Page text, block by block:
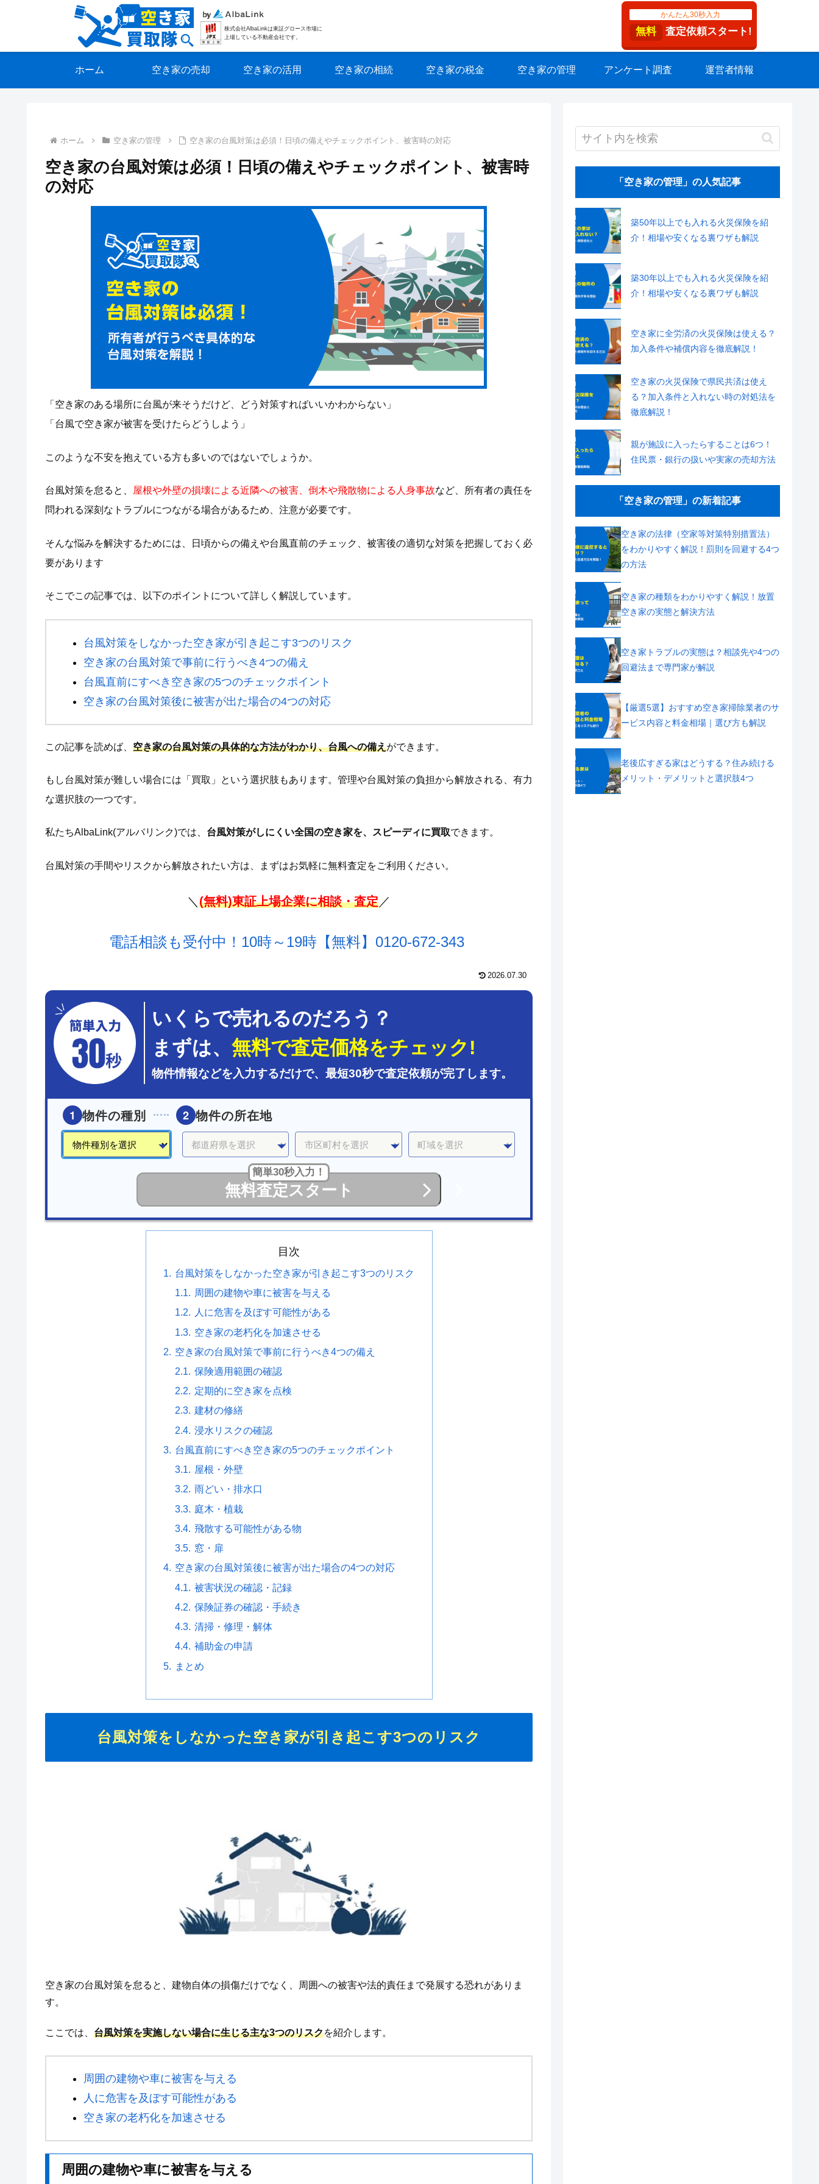
株式会社AlbaLinkは東証グロース市場に
上場している不動産会社です。
かんたん30秒入力
無料 査定依頼スタート!
ホーム 空き家の売却 空き家の活用 空き家の相続 空き家の税金 空き家の管理 アンケート調査 運営者情報
ホーム 空き家の管理 空き家の台風対策は必須！日頃の備えやチェックポイント、被害時の対応
空き家の台風対策は必須！日頃の備えやチェックポイント、被害時
の対応
「空き家のある場所に台風が来そうだけど、どう対策すればいいかわからない」
「台風で空き家が被害を受けたらどうしよう」
このような不安を抱えている方も多いのではないでしょうか。
台風対策を怠ると、 屋根や外壁の損壊による近隣への被害、倒木や飛散物による人身事故など、所有者の責任を
問われる深刻なトラブルにつながる場合があるため、注意が必要です。
そんな悩みを解決するためには、日頃からの備えや台風直前のチェック、被害後の適切な対策を把握しておく必
要があります
そこでこの記事では、以下のポイントについて詳しく解説しています。
台風対策をしなかった空き家が引き起こす3つのリスク
空き家の台風対策で事前に行うべき4つの備え
台風直前にすべき空き家の5つのチェックポイント
空き家の台風対策後に被害が出た場合の4つの対応
この記事を読めば、 空き家の台風対策の具体的な方法がわかり、台風への備えができます。
もし台風対策が難しい場合には「買取」という選択肢もあります。管理や台風対策の負担から解放される、有力
な選択肢の一つです。
私たちAlbaLink(アルバリンク)では、 台風対策がしにくい全国の空き家を、スピーディに買取できます。
台風対策の手間やリスクから解放されたい方は、まずはお気軽に無料査定をご利用ください。
＼ (無料)東証上場企業に相談・査定／
電話相談も受付中！10時～19時【無料】 0120-672-343
2026.07.30
いくらで売れるのだろう？
まずは、 無料で査定価格をチェック!
物件情報などを入力するだけで、最短30秒で査定依頼が完了します。
1 物件の種別 2 物件の所在地
簡単30秒入力！
無料査定スタート
目次
台風対策をしなかった空き家が引き起こす3つのリスク
周囲の建物や車に被害を与える
人に危害を及ぼす可能性がある
空き家の老朽化を加速させる
空き家の台風対策で事前に行うべき4つの備え
保険適用範囲の確認
定期的に空き家を点検
建材の修繕
浸水リスクの確認
台風直前にすべき空き家の5つのチェックポイント
屋根・外壁
雨どい・排水口
庭木・植栽
飛散する可能性がある物
窓・扉
空き家の台風対策後に被害が出た場合の4つの対応
被害状況の確認・記録
保険証券の確認・手続き
清掃・修理・解体
補助金の申請
まとめ
台風対策をしなかった空き家が引き起こす3つのリスク
空き家の台風対策を怠ると、建物自体の損傷だけでなく、周囲への被害や法的責任まで発展する恐れがありま
す。
ここでは、 台風対策を実施しない場合に生じる主な3つのリスクを紹介します。
周囲の建物や車に被害を与える
人に危害を及ぼす可能性がある
空き家の老朽化を加速させる
周囲の建物や車に被害を与える
「空き家の管理」の人気記事
築50年以上でも入れる火災保険を紹
介！相場や安くなる裏ワザも解説
築30年以上でも入れる火災保険を紹
介！相場や安くなる裏ワザも解説
空き家に全労済の火災保険は使える？
加入条件や補償内容を徹底解説！
空き家の火災保険で県民共済は使え
る？加入条件と入れない時の対処法を
徹底解説！
親が施設に入ったらすることは6つ！
住民票・銀行の扱いや実家の売却方法
「空き家の管理」の新着記事
空き家の法律（空家等対策特別措置法）
をわかりやすく解説！罰則を回避する4つ
の方法
空き家の種類をわかりやすく解説！放置
空き家の実態と解決方法
空き家トラブルの実態は？相談先や4つの
回避法まで専門家が解説
【厳選5選】おすすめ空き家掃除業者のサ
ービス内容と料金相場｜選び方も解説
老後広すぎる家はどうする？住み続ける
メリット・デメリットと選択肢4つ